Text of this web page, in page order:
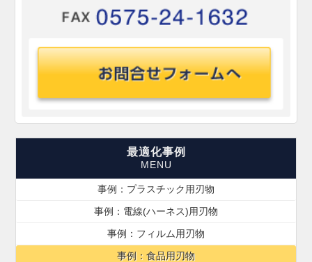
最適化事例
事例：プラスチック用刃物
事例：電線(ハーネス)用刃物
事例：フィルム用刃物
事例：食品用刃物